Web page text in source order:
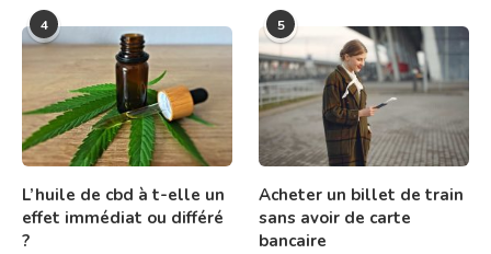
4
L’huile de cbd à t-elle un
effet immédiat ou différé
?
5
Acheter un billet de train
sans avoir de carte
bancaire